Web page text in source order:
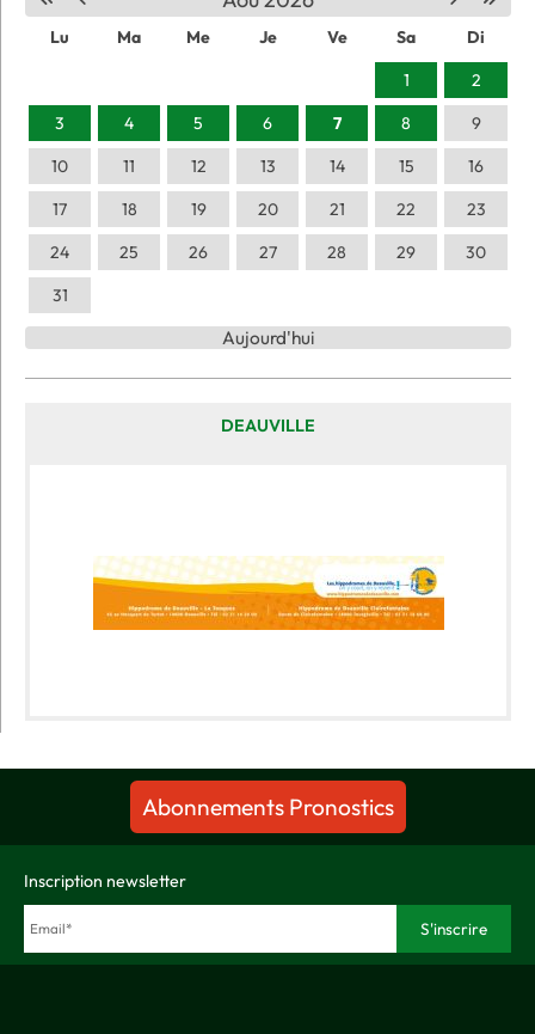
Lu Ma Me Je Ve Sa
Di
1
2
3
4 5 6 7 8
9
10
11 12 13 14 15
16
17
18 19 20 21 22
23
24
25 26 27 28 29
30
31
Aujourd'hui
DEAUVILLE
Abonnements Pronostics
Inscription newsletter